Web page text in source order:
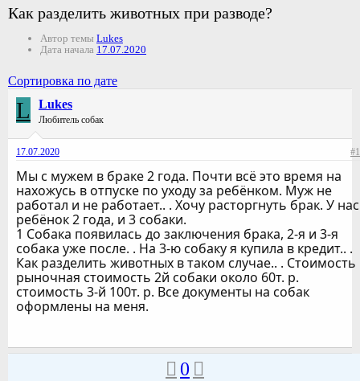
Как разделить животных при разводе?
Автор темы Lukes
Дата начала 17.07.2020
Сортировка по дате
L Lukes
Любитель собак
17.07.2020 #1
Мы с мужем в браке 2 года. Почти всё это время на
нахожусь в отпуске по уходу за ребёнком. Муж не
работал и не работает.. . Хочу расторгнуть брак. У нас
ребёнок 2 года, и 3 собаки.
1 Собака появилась до заключения брака, 2-я и 3-я
собака уже после. . На 3-ю собаку я купила в кредит.. .
Как разделить животных в таком случае.. . Стоимость
рыночная стоимость 2й собаки около 60т. р.
стоимость 3-й 100т. р. Все документы на собак
оформлены на меня.
0